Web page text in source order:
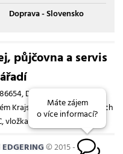
Doprava - Slovensko
půjčovna a servis
DIČ: CZ26086654
Krajským soudem v Českých
vložka 13193
EDGERING© 2015 - 2026
Máte zájem
o více informací?
B